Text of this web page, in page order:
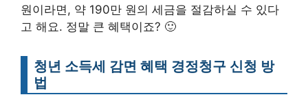
원이라면, 약 190만 원의 세금을 절감하실 수 있다
고 해요. 정말 큰 혜택이죠? 🙂
청년 소득세 감면 혜택 경정청구 신청 방
법